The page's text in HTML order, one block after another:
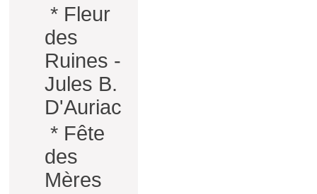
* Fleur
des
Ruines -
Jules B.
D'Auriac
* Fête
des
Mères